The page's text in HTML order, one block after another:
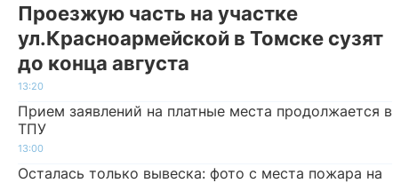
Проезжую часть на участке
ул.Красноармейской в Томске сузят
до конца августа
13:20
Прием заявлений на платные места продолжается в
ТПУ
13:00
Осталась только вывеска: фото с места пожара на